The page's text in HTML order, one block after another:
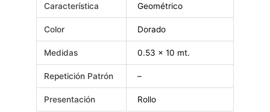
Característica Geométrico
Color Dorado
Medidas 0.53 x 10 mt.
Repetición Patrón –
Presentación Rollo